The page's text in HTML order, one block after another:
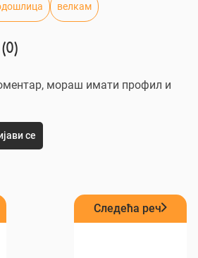
велкам
(0)
мораш имати профил и
се
Следећа реч